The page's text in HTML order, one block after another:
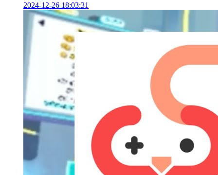
2024-12-26 18:03:31